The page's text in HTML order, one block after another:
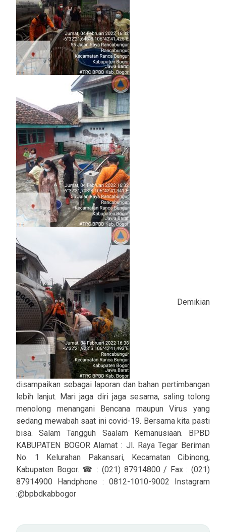
Demikian
disampaikan sebagai laporan dan bahan pertimbangan
lebih lanjut. Mari jaga diri jaga sesama, saling tolong
menolong menangani Bencana maupun Virus yang
sedang mewabah saat ini covid-19. Bersama kita pasti
bisa. Salam Tangguh Saalam Kemanusiaan. BPBD
KABUPATEN BOGOR Alamat : Jl. Raya Tegar Beriman
No. 1 Kelurahan Pakansari, Kecamatan Cibinong,
Kabupaten Bogor. ☎ : (021) 87914800 / Fax : (021)
87914900 Handphone : 0812-1010-9002 Instagram
:@bpbdkabbogor